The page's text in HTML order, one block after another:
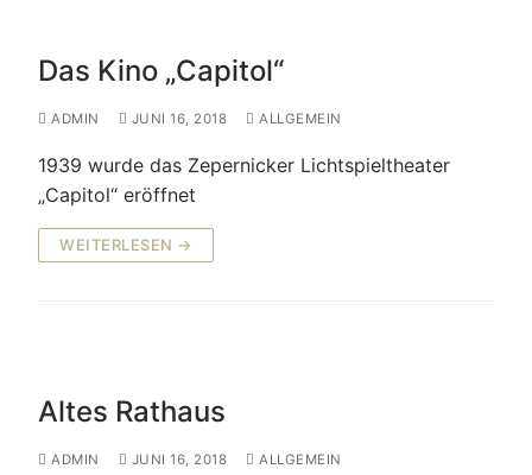
Das Kino „Capitol“
ADMIN JUNI 16, 2018 ALLGEMEIN
1939 wurde das Zepernicker Lichtspieltheater
„Capitol“ eröffnet
WEITERLESEN →
Altes Rathaus
ADMIN JUNI 16, 2018 ALLGEMEIN